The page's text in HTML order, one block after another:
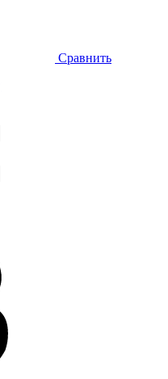
Сравнить